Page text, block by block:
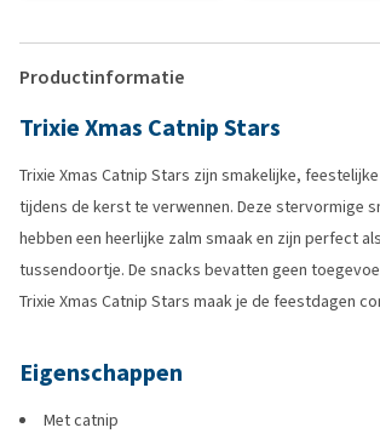
Productinformatie
Trixie Xmas Catnip Stars
Trixie Xmas Catnip Stars zijn smakelijke,
tijdens de kerst te verwennen. Deze stervormige
hebben een heerlijke zalm smaak en zijn perfect
tussendoortje. De snacks bevatten geen
Trixie Xmas Catnip Stars maak je de feestdagen
Eigenschappen
Met catnip